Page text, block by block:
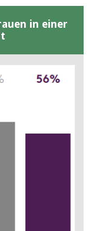
in einer